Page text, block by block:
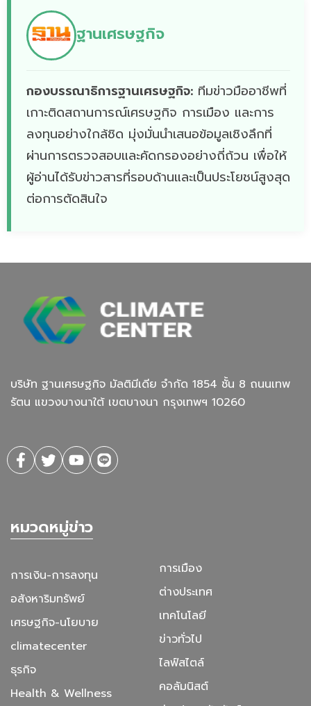
ฐานเศรษฐกิจ
กองบรรณาธิการฐานเศรษฐกิจ: ทีมข่าวมืออาชีพที่
เกาะติดสถานการณ์เศรษฐกิจ การเมือง และการ
ลงทุนอย่างใกล้ชิด มุ่งมั่นนำเสนอข้อมูลเชิงลึกที่
ผ่านการตรวจสอบและคัดกรองอย่างถี่ถ้วน เพื่อให้
ผู้อ่านได้รับข่าวสารที่รอบด้านและเป็นประโยชน์สูงสุด
ต่อการตัดสินใจ
บริษัท ฐานเศรษฐกิจ มัลติมีเดีย จํากัด 1854 ชั้น 8 ถนนเทพ
รัตน แขวงบางนาใต้ เขตบางนา กรุงเทพฯ 10260
หมวดหมู่ข่าว
การเงิน-การลงทุน
อสังหาริมทรัพย์
เศรษฐกิจ-นโยบาย
climatecenter
ธุรกิจ
Health & Wellness
การเมือง
ต่างประเทศ
เทคโนโลยี
ข่าวทั่วไป
ไลฟ์สไตล์
คอลัมนิสต์